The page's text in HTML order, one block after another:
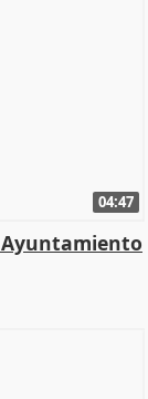
04:47
Ayuntamiento